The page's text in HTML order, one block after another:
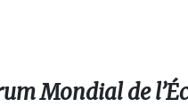
Mondial de